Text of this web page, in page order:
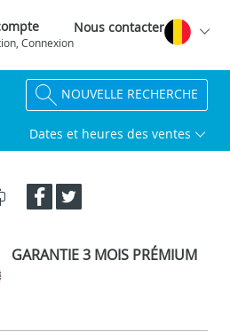
Connexion
Nous contacter
NOUVELLE RECHERCHE
Dates et heures des ventes
GARANTIE 3 MOIS PRÉMIUM